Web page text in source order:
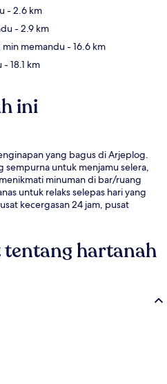
- 2.6 km
- 2.9 km
min memandu- 16.6 km
- 18.1 km
ini
yang bagus di Arjeplog.
sempurna untuk menjamu selera,
minuman di bar/ruang
untuk relaks selepas hari yang
kecergasan 24 jam, pusat
hartanah